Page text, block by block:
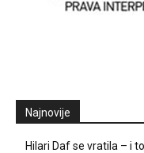
Najnovije
Hilari Daf se vratila – i